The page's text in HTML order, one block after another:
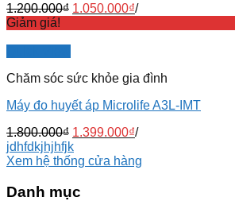
1.200.000₫ 1.050.000₫/
Giảm giá!
Chăm sóc sức khỏe gia đình
Máy đo huyết áp Microlife A3L-IMT
1.800.000₫ 1.399.000₫/
jdhfdkjhjhfjk
Xem hệ thống cửa hàng
Danh mục